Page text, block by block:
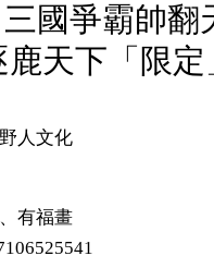
國爭霸帥翻
天下「限
人文化
有福畫